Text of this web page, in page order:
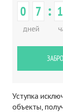
0 7
дней
: 1
Уступка
объекты,